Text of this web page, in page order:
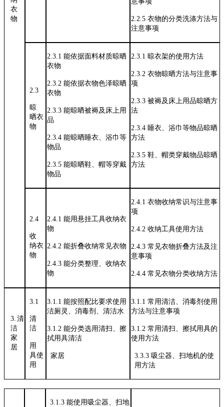
衣
物
2.2.5衣物的分类洗涤方法与
注意事项
2.3
晾
晒衣
物
2.3.1能依据面料材质晾晒
衣物
2.3.2能依据衣物色泽晾晒
衣物
2.3.3能晾晒被褥及床上用
品
2.3.4能晾晒睡衣、浴巾等
物品
2.3.5能晾晒鞋、帽等穿戴
物品
2.3.1 晾衣架的使用方法
2.3.2衣物晾晒方法与注意事
项
2.3.3被褥及床上用品晾晒方
法
2.3.4 睡衣、浴巾等物品晾晒
方法
2.3.5鞋、帽类穿戴物品晾晒
方法
2.4
收
纳衣
物
2.4.1能用悬挂工具收纳衣
物
2.4.2能折叠收纳常见衣物
2.4.3能分类整理、收纳衣
物
2.4.1衣物收纳常识与注意事
项
2.4.2收纳工具使用方法
2.4.3常见衣物折叠方法及注
意事项
2.4.4常见衣物分类收纳方法
3.清
洁
家
居
3.1
清
洁
用
具使
用
3.1.1能按照配比要求使用
洁厕灵、消毒剂、清洁水
3.1.2能分类选用清扫、擦
拭用具清洁
家居
3.1.1常用清洁、消毒剂使用
方法与注意事项
3.1.2常用清扫、擦拭用具的
使用方法
3.3.3 吸尘器、扫地机的使
用方法
3.1.3 能使用吸尘器、扫地